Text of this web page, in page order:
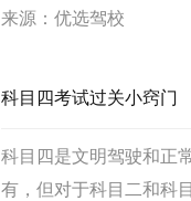
来源：优选驾校
科目四考试过关小窍门
科目四是文明驾驶和正
有，但对于科目二和科